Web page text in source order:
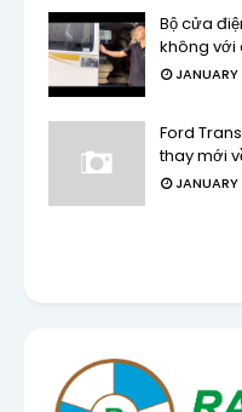
Bộ cửa
không với
Ford
thay mới